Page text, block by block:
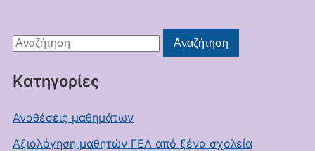
Αναζήτηση
για:
Αναζήτηση
Kατηγορίες
Αναθέσεις μαθημάτων
Αξιολόγηση μαθητών ΓΕΛ από ξένα σχολεία